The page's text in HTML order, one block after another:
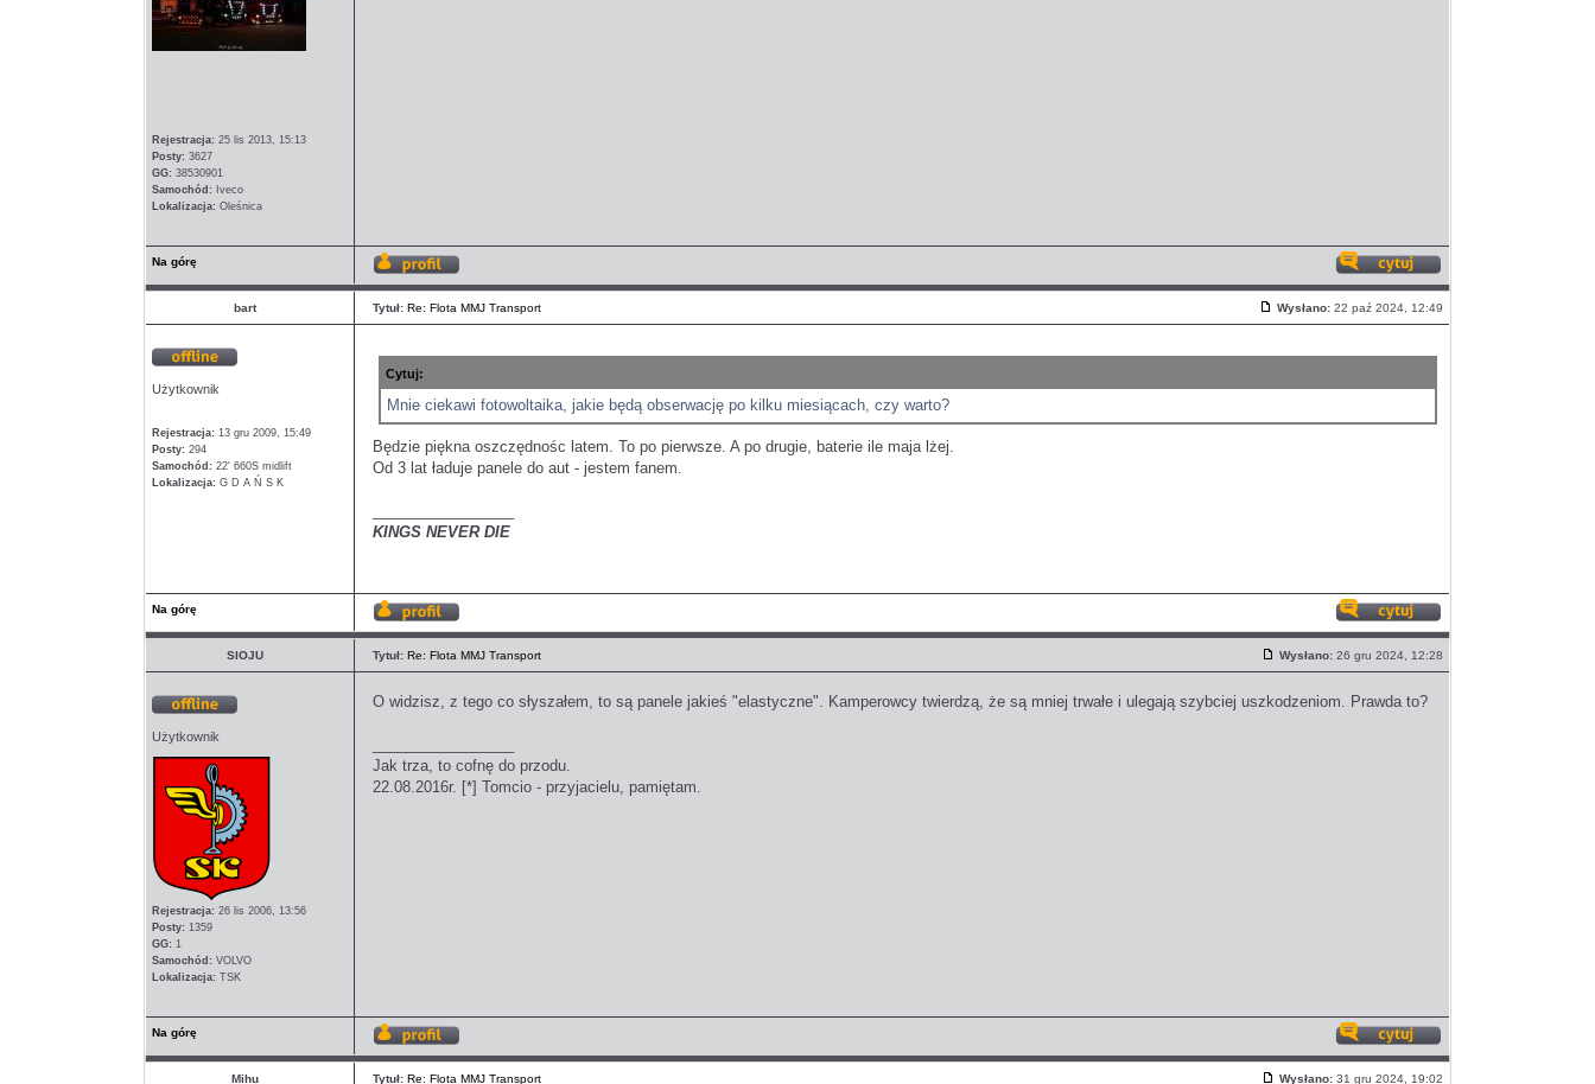
Rejestracja: 25 lis 2013, 15:13
Posty: 3627
GG: 38530901
Samochód: Iveco
Lokalizacja: Oleśnica
Na górę
profil
Odpowiedz
z
bart Tytuł: Re: Flota MMJ Transport
Post
Wysłano: 22 paź 2024, 12:49
Użytkownik
Rejestracja: 13 gru 2009, 15:49
Posty:294
Samochód:22' 660S midlift
Lokalizacja:G D A Ń S K
Cytuj:
Mnie ciekawi fotowoltaika, jakie będą obserwację po kilku miesiącach, czy warto?
Będzie piękna oszczędnośc latem. To po pierwsze. A po drugie, baterie ile maja lżej.
Od 3 lat ładuje panele do aut - jestem fanem.
KINGS NEVER DIE
Na górę
Wyświetl
profil
Odpowiedz
z
SIOJU Tytuł: Re: Flota MMJ Transport
Post
Wysłano: 26 gru 2024, 12:28
Użytkownik
Rejestracja: 26 lis 2006, 13:56
Posty: 1359
GG: 1
Samochód: VOLVO
Lokalizacja: TSK
O widzisz, z tego co słyszałem, to są panele jakieś "elastyczne". Kamperowcy twierdzą, że są mniej trwałe i ulegają szybciej uszkodzeniom. Prawda to?
Jak trza, to cofnę do przodu.
22.08.2016r. [*] Tomcio - przyjacielu, pamiętam.
Na górę
profil
Odpowiedz
z
Mihu Tytuł: Re: Flota MMJ Transport Wysłano: 31 gru 2024, 19:02